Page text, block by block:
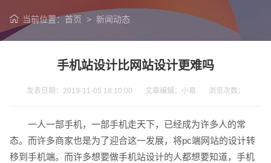
当前位置： 首页 > 新闻动态
手机站设计比网站设计更难吗
发表日期：2019-11-05 18:10:00 文章编辑：小易 浏览次数：
一人一部手机，一部手机走天下，已经成为许多人的常
态。而许多商家也是为了迎合这一发展，将pc端网站的设计转
移到手机端。而许多想要做手机站设计的人都想要知道，手机